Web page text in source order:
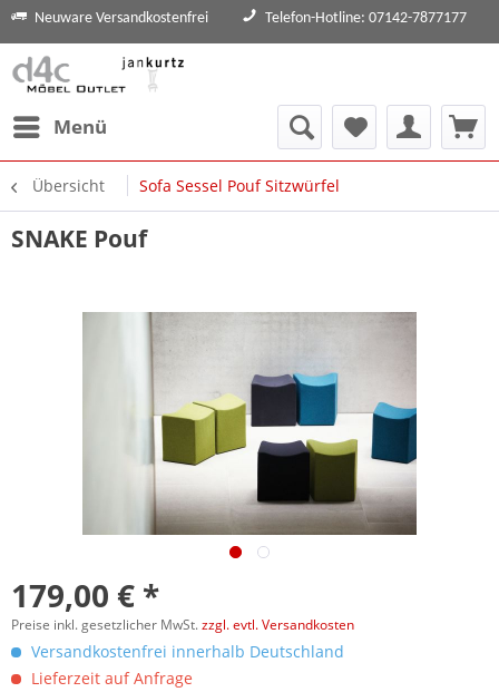
Neuware Versandkostenfrei Telefon-Hotline: 07142-7877177
Menü
Übersicht Sofa Sessel Pouf Sitzwürfel
SNAKE Pouf
179,00 € *
Preise inkl. gesetzlicher MwSt.zzgl. evtl. Versandkosten
Versandkostenfrei innerhalb Deutschland
Lieferzeit auf Anfrage